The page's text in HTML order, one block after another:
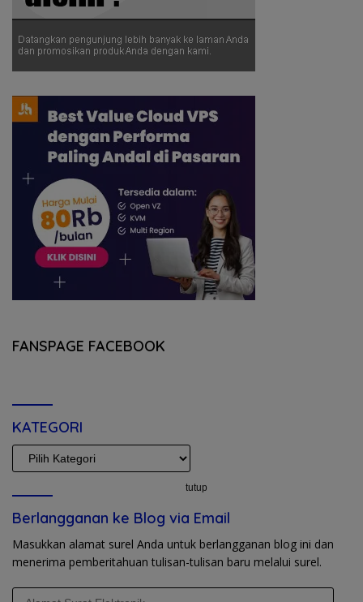
FANSPAGE FACEBOOK
KATEGORI
KATEGORI
Berlangganan ke Blog via Email
Masukkan alamat surel Anda untuk berlangganan blog ini dan
menerima pemberitahuan tulisan-tulisan baru melalui surel.
Alamat
tutup